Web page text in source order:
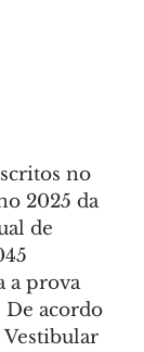
no
2025 da
de
a prova
De acordo
Vestibular